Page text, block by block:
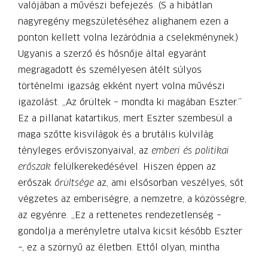
valójában a művészi befejezés. (S a hibátlan
nagyregény megszületéséhez alighanem ezen a
ponton kellett volna lezáródnia a cselekménynek.)
Ugyanis a szerző és hősnője által egyaránt
megragadott és személyesen átélt súlyos
történelmi igazság ekként nyert volna művészi
igazolást. „Az őrültek – mondta ki magában Eszter.”
Ez a pillanat katartikus, mert Eszter szembesül a
maga szőtte kisvilágok és a brutális külvilág
tényleges erőviszonyaival, az emberi és politikai
erőszak felülkerekedésével. Hiszen éppen az
erőszak őrültsége az, ami elsősorban veszélyes, sőt
végzetes az emberiségre, a nemzetre, a közösségre,
az egyénre. „Ez a rettenetes rendezetlenség –
gondolja a merényletre utalva kicsit később Eszter
–, ez a szörnyű az életben. Ettől olyan, mintha